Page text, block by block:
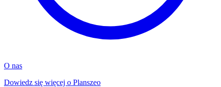
O nas
Dowiedz się więcej o Planszeo